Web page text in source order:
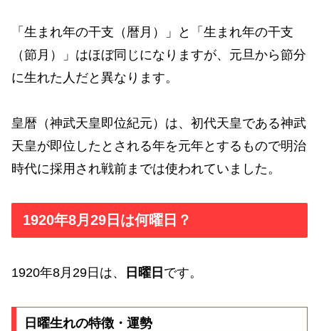
「生まれ年の干支（暦月）」と「生まれ年の干支
（節月）」はほぼ同じになりますが、元旦から節分
に生れた人だと異なります。
皇暦（神武天皇即位紀元）は、初代天皇である神武
天皇が即位したとされる年を元年とするもので明治
時代に採用され戦前までは使われていました。
1920年8月29日は何曜日？
1920年8月29日は、 日曜日 です。
日曜生れの特徴・運勢